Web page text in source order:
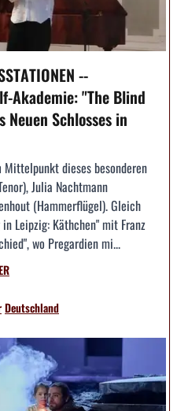
--
Akademie: "The Blind
Neuen Schlosses in
Mittelpunkt dieses besonderen
Julia Nachtmann
(Hammerflügel). Gleich
Leipzig: Käthchen" mit Franz
wo Pregardien mi...
Deutschland